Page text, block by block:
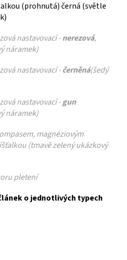
(prohnutá) černá (světle
nastavovací -nerezová,
náramek)
nastavovací -černěná(šedý
nastavovací -gun
náramek)
magnéziovým
(tmavě zelený ukázkový
pletení
o jednotlivých typech